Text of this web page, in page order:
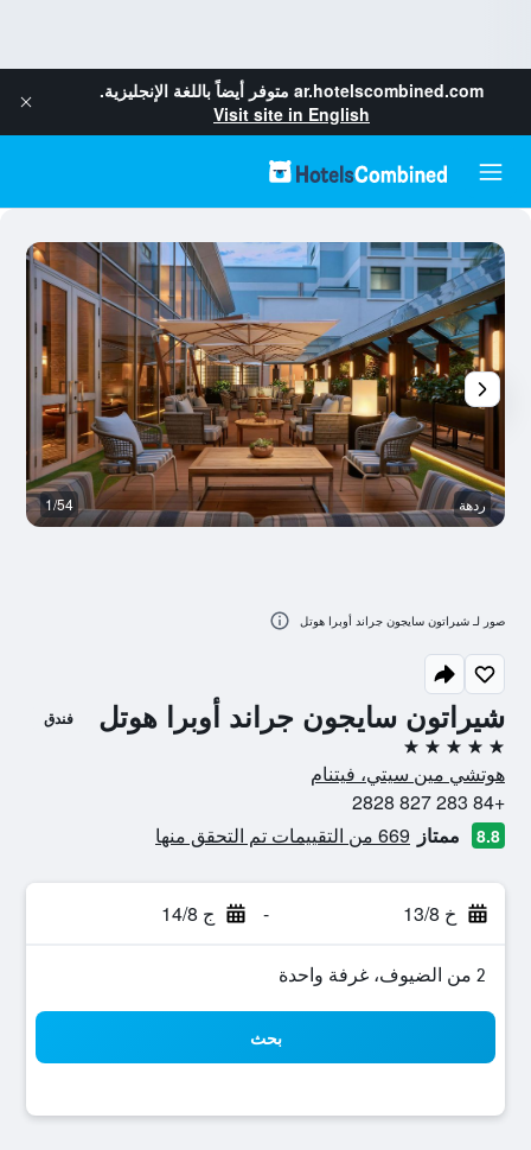
ar.hotelscombined.com متوفر أيضاً باللغة الإنجليزية.
Visit site in English
شيراتون سايجون جراند أوبرا هوتل فندق
5 نجوم
هوتشي مين سيتي، فيتنام
+84 283 827 2828
8.8 ممتاز 669 من التقييمات تم التحقق منها
خ 13/8 - ج 14/8
2 من الضيوف، غرفة واحدة
بحث
ردهة 1/54
صور لـ شيراتون سايجون جراند أوبرا هوتل